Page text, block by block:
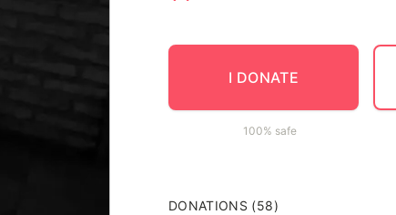
I DONATE
100% safe
DONATIONS (58)